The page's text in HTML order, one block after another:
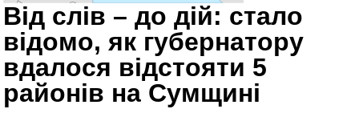
Від слів – до дій: стало
відомо, як губернатору
вдалося відстояти 5
районів на Сумщині